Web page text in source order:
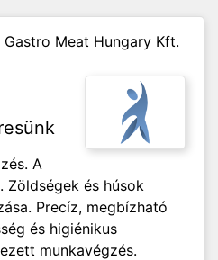
Gastro Meat Hungary Kft.
A
Zöldségek és húsok
Precíz, megbízható
és higiénikus
munkavégzés.